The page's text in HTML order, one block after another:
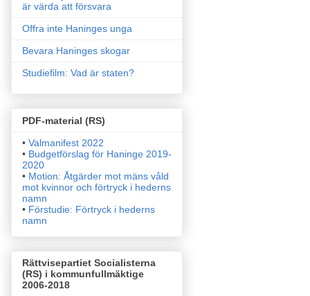
är värda att försvara
Offra inte Haninges unga
Bevara Haninges skogar
Studiefilm: Vad är staten?
PDF-material (RS)
• Valmanifest 2022
• Budgetförslag för Haninge 2019-
2020
• Motion: Åtgärder mot mäns våld
mot kvinnor och förtryck i hederns
namn
• Förstudie: Förtryck i hederns
namn
Rättvisepartiet Socialisterna
(RS) i kommunfullmäktige
2006-2018